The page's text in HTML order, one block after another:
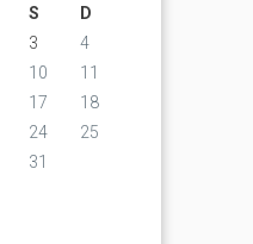
S
D
3
4
10
11
17
18
24
25
31